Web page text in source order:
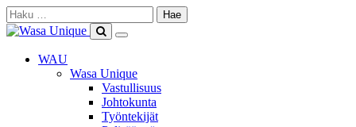
Skip
to
content
Haku:
Search
site
Show
WAU
Wasa Unique
Vastullisuus
Johtokunta
Työntekijät